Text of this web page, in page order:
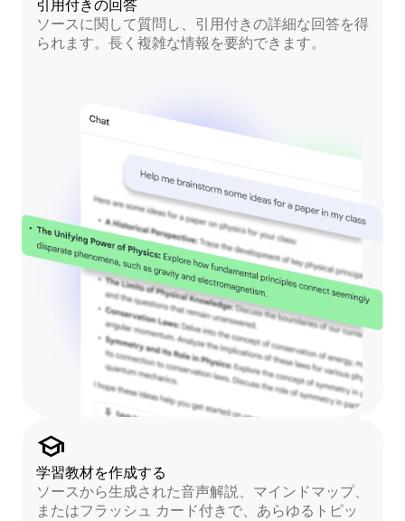
引用付きの回答
ソースに関して質問し、引用付きの詳細な回答を得
られます。長く複雑な情報を要約できます。
school
学習教材を作成する
ソースから生成された音声解説、マインドマップ、
またはフラッシュ カード付きで、あらゆるトピッ